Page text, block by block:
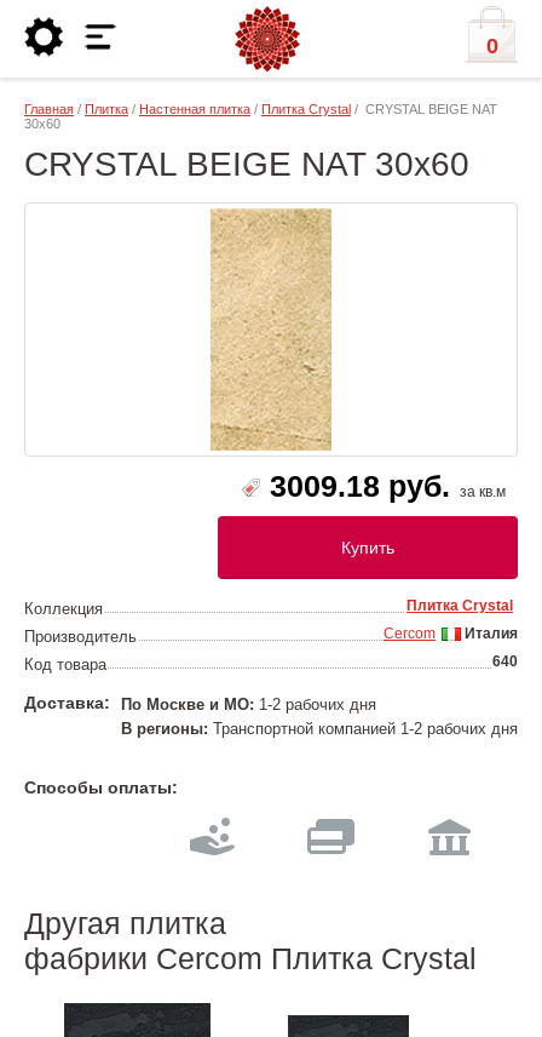
0
Главная / Плитка / Настенная плитка / Плитка Crystal / CRYSTAL BEIGE NAT
30x60
CRYSTAL BEIGE NAT 30x60
3009.18 руб. за кв.м
Купить
Коллекция Плитка Crystal
Производитель Италия
Cercom
Код товара 640
Доставка: По Москве и МО: 1-2 рабочих дня
В регионы: Транспортной компанией 1-2 рабочих дня
Способы оплаты:
Другая плитка
фабрики Cercom Плитка Crystal